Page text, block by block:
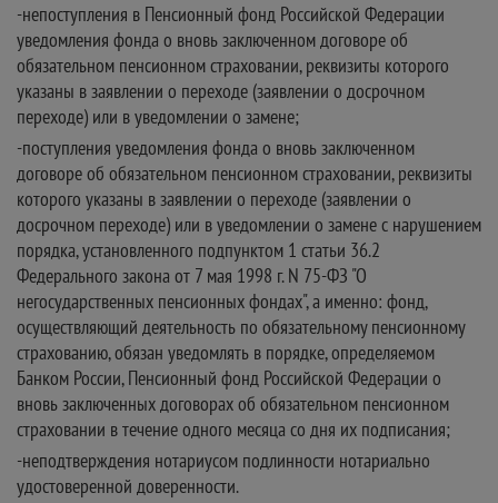
-непоступления в Пенсионный фонд Российской Федерации
уведомления фонда о вновь заключенном договоре об
обязательном пенсионном страховании, реквизиты которого
указаны в заявлении о переходе (заявлении о досрочном
переходе) или в уведомлении о замене;
-поступления уведомления фонда о вновь заключенном
договоре об обязательном пенсионном страховании, реквизиты
которого указаны в заявлении о переходе (заявлении о
досрочном переходе) или в уведомлении о замене с нарушением
порядка, установленного подпунктом 1 статьи 36.2
Федерального закона от 7 мая 1998 г. N 75-ФЗ "О
негосударственных пенсионных фондах", а именно: фонд,
осуществляющий деятельность по обязательному пенсионному
страхованию, обязан уведомлять в порядке, определяемом
Банком России, Пенсионный фонд Российской Федерации о
вновь заключенных договорах об обязательном пенсионном
страховании в течение одного месяца со дня их подписания;
-неподтверждения нотариусом подлинности нотариально
удостоверенной доверенности.